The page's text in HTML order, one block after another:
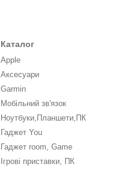
Каталог
Apple
Аксесуари
Garmin
Мобільний зв'язок
Ноутбуки,Планшети,ПК
Гаджет You
Гаджет room, Game
Ігрові приставки, ПК